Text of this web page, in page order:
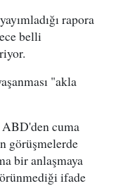
rapora
belli
"akla
cuma
görüşmelerde
bir anlaşmaya
ifade